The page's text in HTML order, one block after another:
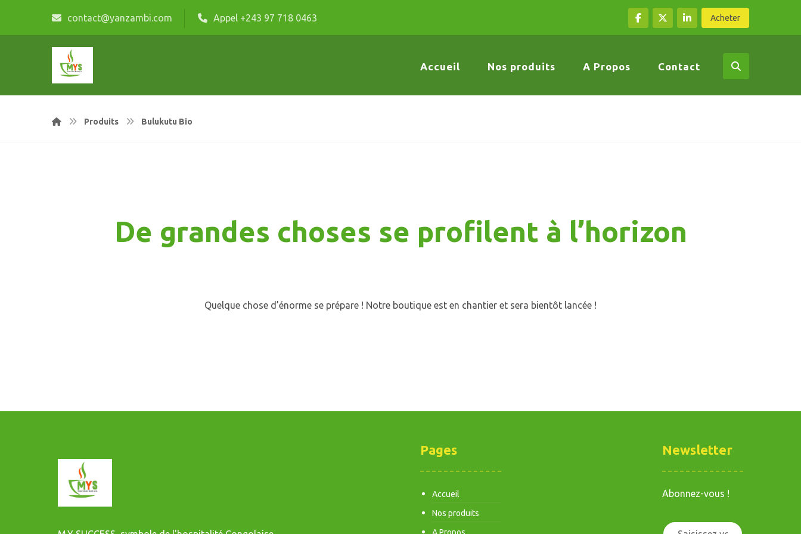
contact@yanzambi.com Appel +243 97 718 0463 Acheter
Accueil Nos produits A Propos Contact
Produits Bulukutu Bio
De grandes choses se profilent à l’horizon
Quelque chose d’énorme se prépare ! Notre boutique est en chantier et sera bientôt lancée !
Pages
Accueil
Nos produits
Newsletter
Abonnez-vous !